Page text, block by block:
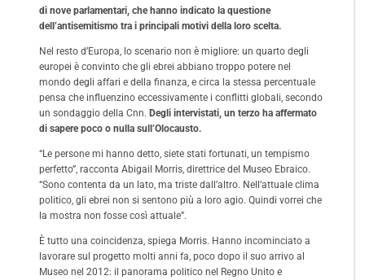
di nove parlamentari, che hanno indicato la questione
dell’antisemitismo tra i principali motivi della loro scelta.
Nel resto d’Europa, lo scenario non è migliore: un quarto degli
europei è convinto che gli ebrei abbiano troppo potere nel
mondo degli affari e della finanza, e circa la stessa percentuale
pensa che influenzino eccessivamente i conflitti globali, secondo
un sondaggio della Cnn. Degli intervistati, un terzo ha affermato
di sapere poco o nulla sull’Olocausto.
“Le persone mi hanno detto, siete stati fortunati, un tempismo
perfetto”, racconta Abigail Morris, direttrice del Museo Ebraico.
“Sono contenta da un lato, ma triste dall’altro. Nell’attuale clima
politico, gli ebrei non si sentono più a loro agio. Quindi vorrei che
la mostra non fosse così attuale”.
È tutto una coincidenza, spiega Morris. Hanno incominciato a
lavorare sul progetto molti anni fa, poco dopo il suo arrivo al
Museo nel 2012: il panorama politico nel Regno Unito e